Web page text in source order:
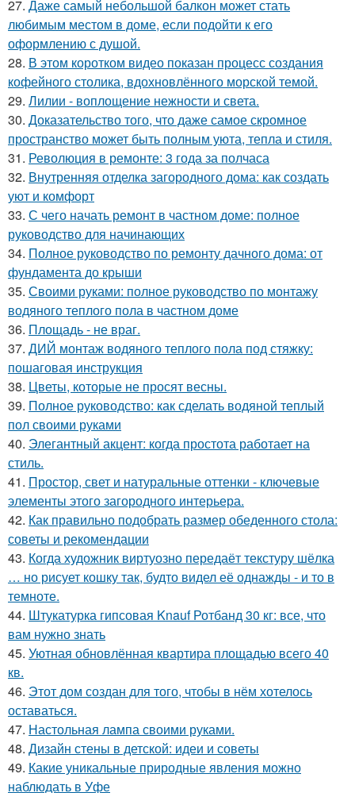
27. Даже самый небольшой балкон может стать
любимым местом в доме, если подойти к его
оформлению с душой.
28. В этом коротком видео показан процесс создания
кофейного столика, вдохновлённого морской темой.
29. Лилии - воплощение нежности и света.
30. Доказательство того, что даже самое скромное
пространство может быть полным уюта, тепла и стиля.
31. Революция в ремонте: 3 года за полчаса
32. Внутренняя отделка загородного дома: как создать
уют и комфорт
33. С чего начать ремонт в частном доме: полное
руководство для начинающих
34. Полное руководство по ремонту дачного дома: от
фундамента до крыши
35. Своими руками: полное руководство по монтажу
водяного теплого пола в частном доме
36. Площадь - не враг.
37. ДИЙ монтаж водяного теплого пола под стяжку:
пошаговая инструкция
38. Цветы, которые не просят весны.
39. Полное руководство: как сделать водяной теплый
пол своими руками
40. Элегантный акцент: когда простота работает на
стиль.
41. Простор, свет и натуральные оттенки - ключевые
элементы этого загородного интерьера.
42. Как правильно подобрать размер обеденного стола:
советы и рекомендации
43. Когда художник виртуозно передаёт текстуру шёлка
… но рисует кошку так, будто видел её однажды - и то в
темноте.
44. Штукатурка гипсовая Knauf Ротбанд 30 кг: все, что
вам нужно знать
45. Уютная обновлённая квартира площадью всего 40
кв.
46. Этот дом создан для того, чтобы в нём хотелось
оставаться.
47. Настольная лампа своими руками.
48. Дизайн стены в детской: идеи и советы
49. Какие уникальные природные явления можно
наблюдать в Уфе